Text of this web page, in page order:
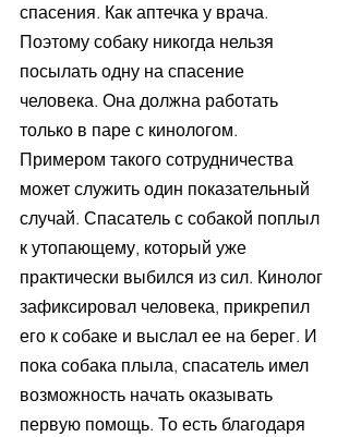
спасения. Как аптечка у врача.
Поэтому собаку никогда нельзя
посылать одну на спасение
человека. Она должна работать
только в паре с кинологом.
Примером такого сотрудничества
может служить один показательный
случай. Спасатель с собакой поплыл
к утопающему, который уже
практически выбился из сил. Кинолог
зафиксировал человека, прикрепил
его к собаке и выслал ее на берег. И
пока собака плыла, спасатель имел
возможность начать оказывать
первую помощь. То есть благодаря